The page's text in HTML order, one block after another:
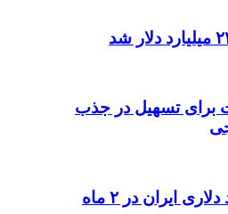
برای تسهیل در جذب